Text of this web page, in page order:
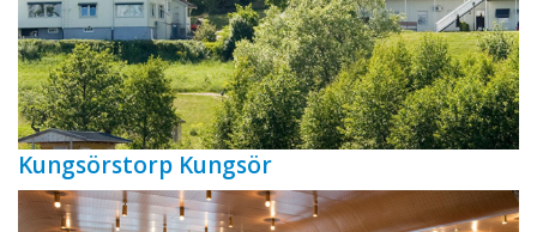
Kungsörstorp Kungsör